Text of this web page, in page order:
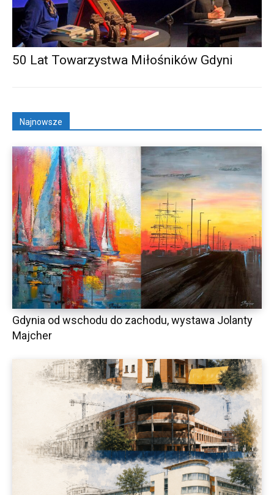
50 Lat Towarzystwa Miłośników Gdyni
Najnowsze
Gdynia od wschodu do zachodu, wystawa Jolanty
Majcher